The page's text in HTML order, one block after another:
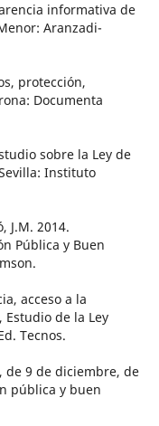
informativa de
Aranzadi-
protección,
Documenta
sobre la Ley de
Instituto
J.M. 2014.
Pública y Buen
acceso a la
de la Ley
Tecnos.
de 9 de diciembre, de
pública y buen